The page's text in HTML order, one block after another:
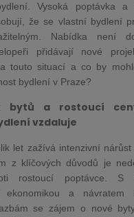
Vysoká poptávka a
že se vlastní bydlení
Nabídka není
přidávají nové
touto situací a co by
bydlení v Praze?
bytů a rostoucí
vzdaluje
let zažívá intenzivní nárůst
z klíčových důvodů je
rostoucí poptávce. S
ekonomikou a návratem
se zájem o nové